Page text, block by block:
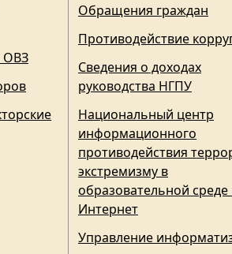
ОВЗ
Обращения граждан
Противодействие
Сведения о доходах
руководства НГПУ
Национальный центр
информационного
противодействия
экстремизму в
образовательной среде
Интернет
Управление